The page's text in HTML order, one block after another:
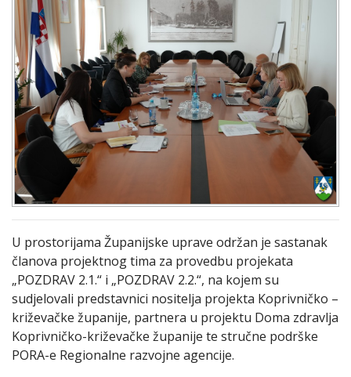
U prostorijama Županijske uprave održan je sastanak
članova projektnog tima za provedbu projekata
„POZDRAV 2.1.“ i „POZDRAV 2.2.“, na kojem su
sudjelovali predstavnici nositelja projekta Koprivničko –
križevačke županije, partnera u projektu Doma zdravlja
Koprivničko-križevačke županije te stručne podrške
PORA-e Regionalne razvojne agencije.